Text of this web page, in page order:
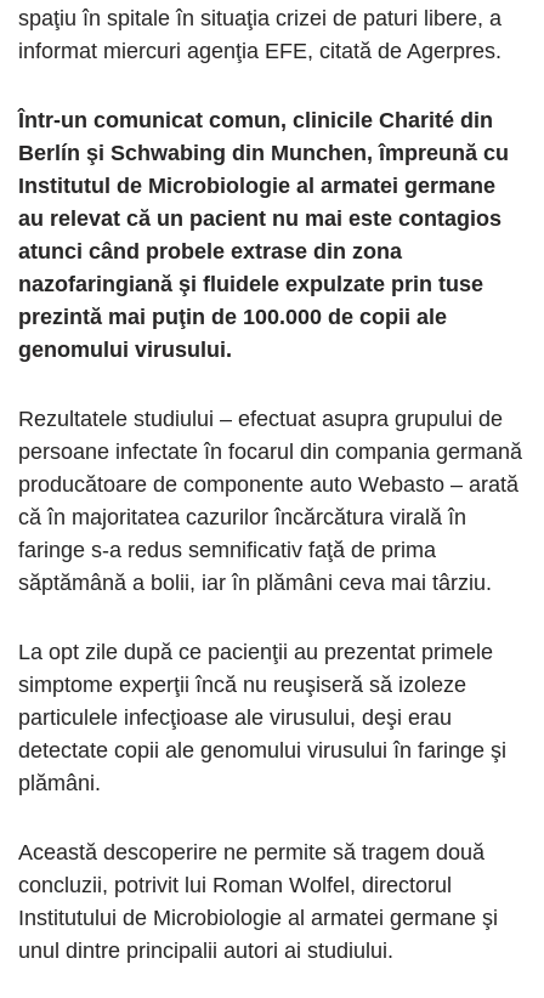
spaţiu în spitale în situaţia crizei de paturi libere, a
informat miercuri agenţia EFE, citată de Agerpres.
Într-un comunicat comun, clinicile Charité din
Berlín şi Schwabing din Munchen, împreună cu
Institutul de Microbiologie al armatei germane
au relevat că un pacient nu mai este contagios
atunci când probele extrase din zona
nazofaringiană şi fluidele expulzate prin tuse
prezintă mai puţin de 100.000 de copii ale
genomului virusului.
Rezultatele studiului – efectuat asupra grupului de
persoane infectate în focarul din compania germană
producătoare de componente auto Webasto – arată
că în majoritatea cazurilor încărcătura virală în
faringe s-a redus semnificativ faţă de prima
săptămână a bolii, iar în plămâni ceva mai târziu.
La opt zile după ce pacienţii au prezentat primele
simptome experţii încă nu reuşiseră să izoleze
particulele infecţioase ale virusului, deşi erau
detectate copii ale genomului virusului în faringe şi
plămâni.
Această descoperire ne permite să tragem două
concluzii, potrivit lui Roman Wolfel, directorul
Institutului de Microbiologie al armatei germane şi
unul dintre principalii autori ai studiului.